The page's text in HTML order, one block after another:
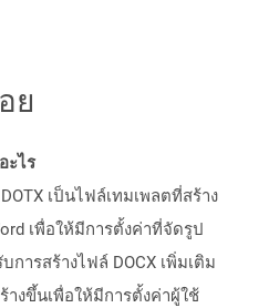
ย
ะไร
เป็นไฟล์เทมเพลตที่สร้าง
เพื่อให้มีการตั้งค่าที่จัดรูป
การสร้างไฟล์ DOCX เพิ่มเติม
างขึ้นเพื่อให้มีการตั้งค่าผู้ใช้